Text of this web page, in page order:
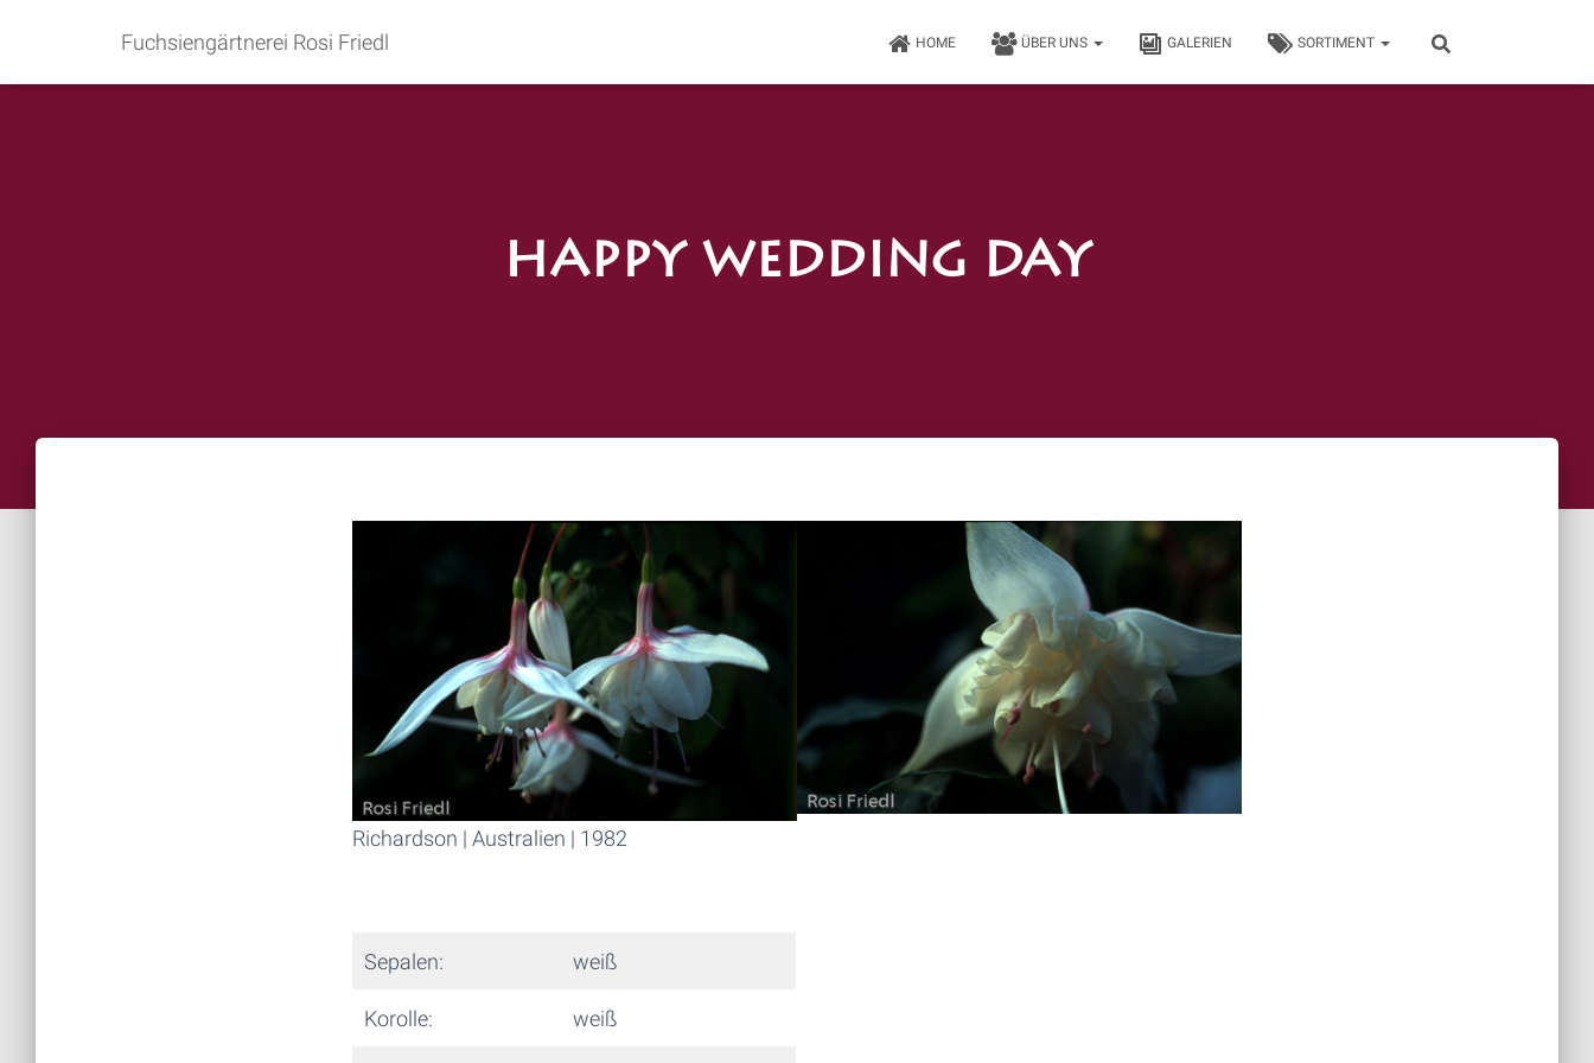
Fuchsiengärtnerei Rosi Friedl HOME ÜBER UNS GALERIEN SORTIMENT
Happy Wedding Day
Richardson | Australien | 1982
Sepalen: weiß
Korolle: weiß